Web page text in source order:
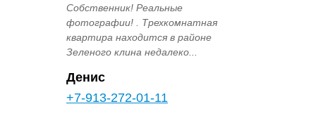
Собственник! Реальные
фотографии! . Трехкомнатная
квартира находится в районе
Зеленого клина недалеко...
Денис
+7-913-272-01-11